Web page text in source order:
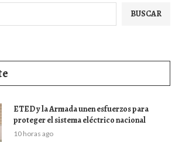
BUSCAR
ETED y la Armada unen esfuerzos para
proteger el sistema eléctrico nacional
10 horas ago